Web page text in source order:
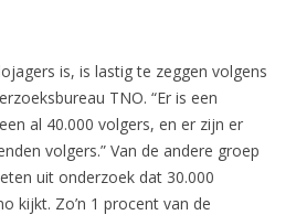
is, is lastig te zeggen volgens
TNO. “Er is een
al 40.000 volgers, en er zijn er
volgers.” Van de andere groep
uit onderzoek dat 30.000
kijkt. Zo’n 1 procent van de